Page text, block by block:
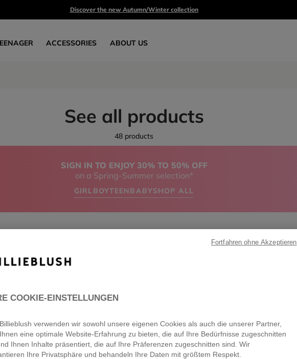
Discover the new Autumn/Winter collection
ACCESSORIES ABOUT US
See all products
48 products
SIGN IN TO ENJOY 30% TO 50% OFF
on a Spring-Summer selection*
GIRLBOYTEENBABYSHOP ALL
COOKIE-EINSTELLUNGEN
verwenden wir sowohl unsere eigenen Cookies als auch die unserer Partner,
eine optimale Website-Erfahrung zu bieten, die auf Ihre Bedürfnisse zugeschnitten
Ihnen Inhalte präsentiert, die auf Ihre Präferenzen zugeschnitten sind. Wir
Ihre Privatsphäre und behandeln Ihre Daten mit größtem Respekt.
Fortfahren ohne Akzeptieren